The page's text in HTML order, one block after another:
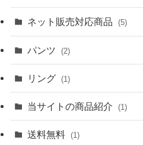
ネット販売対応商品 (5)
パンツ (2)
リング (1)
当サイトの商品紹介 (1)
送料無料 (1)